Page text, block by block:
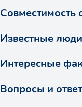
Известные
Интересные
Вопросы и